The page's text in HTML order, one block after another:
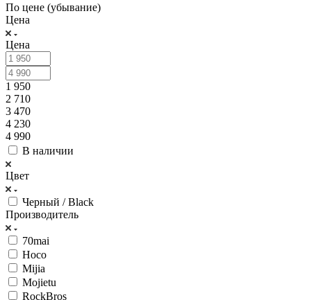
По цене (убывание)
Цена
Цена
1 950
2 710
3 470
4 230
4 990
В наличии
Цвет
Черный / Black
Производитель
70mai
Hoco
Mijia
Mojietu
RockBros